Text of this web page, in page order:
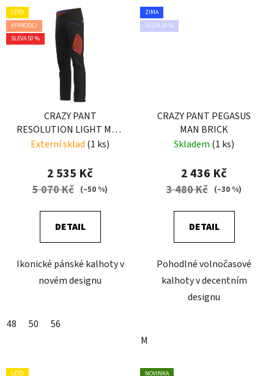
LÉTO
VÝPRODEJ
SLEVA 50 %
CRAZY PANT
RESOLUTION LIGHT MAN
RESINA-AVIO
Externí sklad (1 ks)
2 535 Kč
5 070 Kč (–50 %)
DETAIL
Ikonické pánské kalhoty v
novém designu
48 50 56
ZIMA
SLEVA 30 %
CRAZY PANT PEGASUS
MAN BRICK
Skladem (1 ks)
2 436 Kč
3 480 Kč (–30 %)
DETAIL
Pohodlné volnočasové
kalhoty v decentním
designu
M
LÉTO NOVINKA